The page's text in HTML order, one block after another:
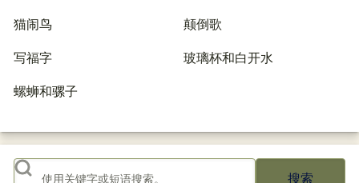
猫闹鸟
颠倒歌
写福字
玻璃杯和白开水
螺蛳和骡子
搜索